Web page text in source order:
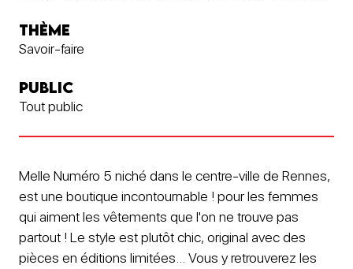
THÈME
Savoir-faire
PUBLIC
Tout public
Melle Numéro 5 niché dans le centre-ville de Rennes,
est une boutique incontournable ! pour les femmes
qui aiment les vêtements que l'on ne trouve pas
partout ! Le style est plutôt chic, original avec des
pièces en éditions limitées... Vous y retrouverez les